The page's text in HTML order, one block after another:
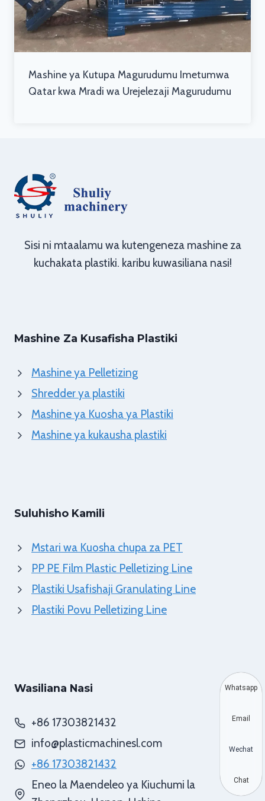
Mashine ya Kutupa Magurudumu Imetumwa
Qatar kwa Mradi wa Urejelezaji Magurudumu
Sisi ni mtaalamu wa kutengeneza mashine za
kuchakata plastiki. karibu kuwasiliana nasi!
Mashine Za Kusafisha Plastiki
Mashine ya Pelletizing
Shredder ya plastiki
Mashine ya Kuosha ya Plastiki
Mashine ya kukausha plastiki
Suluhisho Kamili
Mstari wa Kuosha chupa za PET
PP PE Film Plastic Pelletizing Line
Plastiki Usafishaji Granulating Line
Plastiki Povu Pelletizing Line
Wasiliana Nasi
+86 17303821432
info@plasticmachinesl.com
+86 17303821432
Eneo la Maendeleo ya Kiuchumi la
Whatsapp
Email
Wechat
Chat